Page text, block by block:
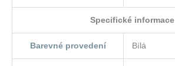
Specifické informace
Barevné provedení Bílá